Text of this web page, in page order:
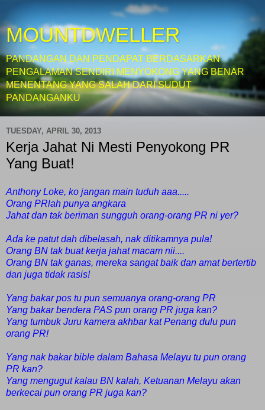
MOUNTDWELLER
PANDANGAN DAN PENDAPAT BERDASARKAN
PENGALAMAN SENDIRI MENYOKONG YANG BENAR
MENENTANG YANG SALAH DARI SUDUT
PANDANGANKU
TUESDAY, APRIL 30, 2013
Kerja Jahat Ni Mesti Penyokong PR
Yang Buat!
Anthony Loke, ko jangan main tuduh aaa.....
Orang PRlah punya angkara
Jahat dan tak beriman sungguh orang-orang PR ni yer?
Ada ke patut dah dibelasah, nak ditikamnya pula!
Orang BN tak buat kerja jahat macam nii....
Orang BN tak ganas, mereka sangat baik dan amat bertertib
dan juga tidak rasis!
Yang bakar pos tu pun semuanya orang-orang PR
Yang bakar bendera PAS pun orang PR juga kan?
Yang tumbuk Juru kamera akhbar kat Penang dulu pun
orang PR!
Yang nak bakar bible dalam Bahasa Melayu tu pun orang
PR kan?
Yang mengugut kalau BN kalah, Ketuanan Melayu akan
berkecai pun orang PR juga kan?